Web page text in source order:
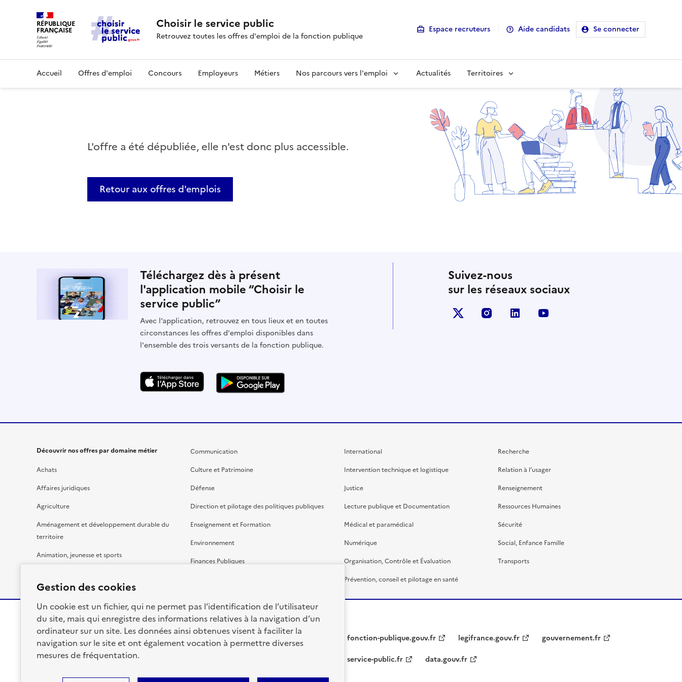
Gestion des cookies
Un cookie est un fichier, qui ne permet pas l’identification de l’utilisateur
du site, mais qui enregistre des informations relatives à la navigation d’un
ordinateur sur un site. Les données ainsi obtenues visent à faciliter la
navigation sur le site et ont également vocation à permettre diverses
mesures de fréquentation.
RÉPUBLIQUE
FRANÇAISE Choisir le service public
Retrouvez toutes les offres d'emploi de la fonction publique
Espace recruteurs Aide candidats Se connecter
Accueil Offres d'emploi Concours Employeurs Métiers Nos parcours vers l'emploi Actualités Territoires
L'offre a été dépubliée, elle n'est donc plus accessible.
Retour aux offres d'emplois
Téléchargez dès à présent
l'application mobile “Choisir le
service public”
Avec l’application, retrouvez en tous lieux et en toutes
circonstances les offres d'emploi disponibles dans
l'ensemble des trois versants de la fonction publique.
Suivez-nous
sur les réseaux sociaux
X (anciennement Twitter)
instagramlinkedin
Découvrir nos offres par domaine métier
Achats
Affaires juridiques
Agriculture
Aménagement et développement durable du
territoire
Animation, jeunesse et sports
Communication
Culture et Patrimoine
Défense
Direction et pilotage des politiques publiques
Enseignement et Formation
Environnement
Finances Publiques
International
Intervention technique et logistique
Justice
Lecture publique et Documentation
Médical et paramédical
Numérique
Organisation, Contrôle et Évaluation
Prévention, conseil et pilotage en santé
Recherche
Relation à l’usager
Renseignement
Ressources Humaines
Sécurité
Social, Enfance Famille
Transports
RÉPUBLIQUE
FRANÇAISE fonction-publique.gouv.fr legifrance.gouv.fr
gouvernement.fr
service-public.fr
data.gouv.fr